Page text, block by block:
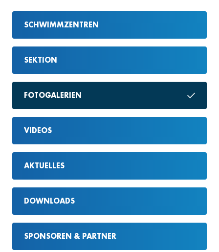
SCHWIMMZENTREN
SEKTION
FOTOGALERIEN
VIDEOS
AKTUELLES
DOWNLOADS
SPONSOREN & PARTNER